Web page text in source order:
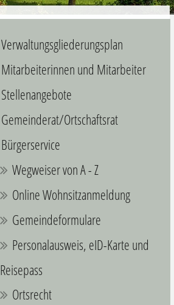
Verwaltungsgliederungsplan
Mitarbeiterinnen und Mitarbeiter
Stellenangebote
Gemeinderat/Ortschaftsrat
Bürgerservice
Wegweiser von A - Z
Online Wohnsitzanmeldung
Gemeindeformulare
Personalausweis, eID-Karte und
Reisepass
Ortsrecht